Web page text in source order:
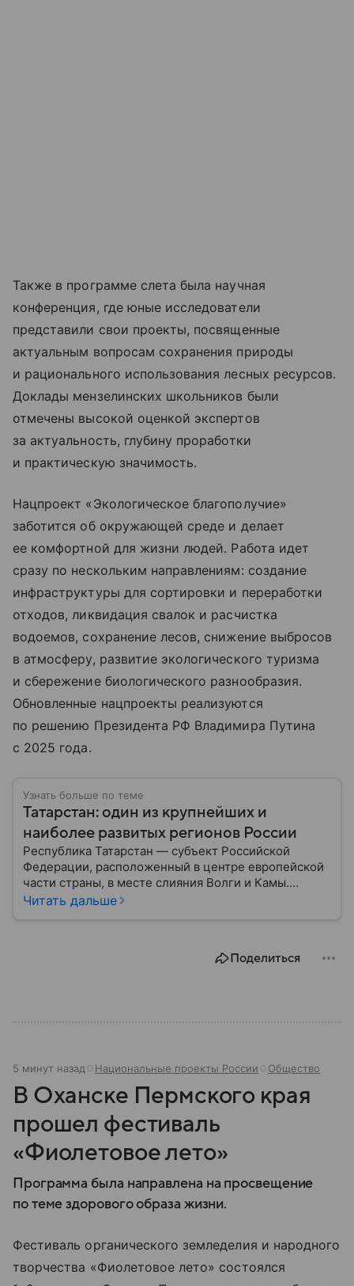
Также в программе слета была научная
конференция, где юные исследователи
представили свои проекты, посвященные
актуальным вопросам сохранения природы
и рационального использования лесных ресурсов.
Доклады мензелинских школьников были
отмечены высокой оценкой экспертов
за актуальность, глубину проработки
и практическую значимость.
Нацпроект «Экологическое благополучие»
заботится об окружающей среде и делает
ее комфортной для жизни людей. Работа идет
сразу по нескольким направлениям: создание
инфраструктуры для сортировки и переработки
отходов, ликвидация свалок и расчистка
водоемов, сохранение лесов, снижение выбросов
в атмосферу, развитие экологического туризма
и сбережение биологического разнообразия.
Обновленные нацпроекты реализуются
по решению Президента РФ Владимира Путина
с 2025 года.
Узнать больше по теме
Татарстан: один из крупнейших и
наиболее развитых регионов России
Республика Татарстан — субъект Российской
Федерации, расположенный в центре европейской
части страны, в месте слияния Волги и Камы.
Регион считается одним из ведущих
наследием, многонациональным населением и
Читать дальше
Поделиться
5 минут назад Национальные проекты России Общество
В Оханске Пермского края
прошел фестиваль
«Фиолетовое лето»
Программа была направлена на просвещение
по теме здорового образа жизни.
Фестиваль органического земледелия и народного
творчества «Фиолетовое лето» состоялся